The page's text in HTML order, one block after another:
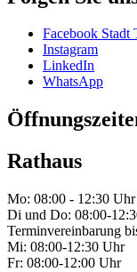
Facebook Stadt
Instagram
LinkedIn
WhatsApp
Rathaus
Mo: 08:00 - 12:30
Di und Do: 08:00-
Terminvereinbarung
Mi: 08:00-12:30 Uhr
Fr: 08:00-12:00 Uhr